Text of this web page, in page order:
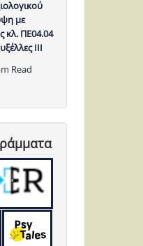
με
κλ. ΠΕ04.04
ΙΙΙ
Read